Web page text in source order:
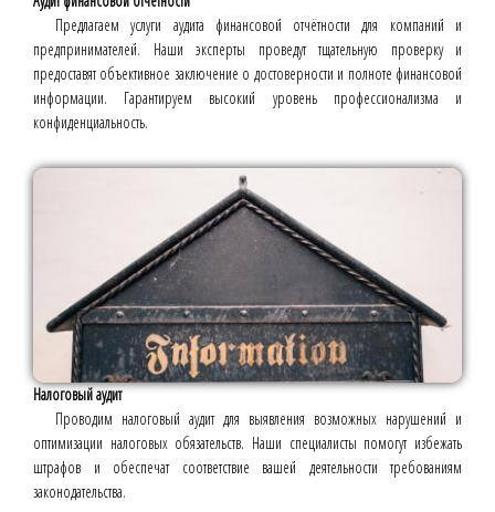
Предлагаем услуги аудита финансовой отчётности для компаний и
предпринимателей. Наши эксперты проведут тщательную проверку и
предоставят объективное заключение о достоверности и полноте финансовой
информации. Гарантируем высокий уровень профессионализма и
конфиденциальность.
Налоговый аудит
Проводим налоговый аудит для выявления возможных нарушений и
оптимизации налоговых обязательств. Наши специалисты помогут избежать
штрафов и обеспечат соответствие вашей деятельности требованиям
законодательства.